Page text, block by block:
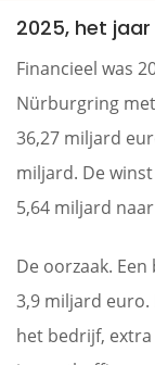
2025, het
Financieel was
Nürburgring
36,27 miljard
miljard. De
5,64 miljard
De oorzaak.
3,9 miljard
het bedrijf,